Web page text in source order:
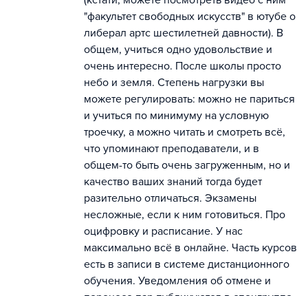
"факультет свободных искусств" в ютубе о
либерал артс шестилетней давности). В
общем, учиться одно удовольствие и
очень интересно. После школы просто
небо и земля. Степень нагрузки вы
можете регулировать: можно не париться
и учиться по минимуму на условную
троечку, а можно читать и смотреть всё,
что упоминают преподаватели, и в
общем-то быть очень загруженным, но и
качество ваших знаний тогда будет
разительно отличаться. Экзамены
несложные, если к ним готовиться. Про
оцифровку и расписание. У нас
максимально всё в онлайне. Часть курсов
есть в записи в системе дистанционного
обучения. Уведомления об отмене и